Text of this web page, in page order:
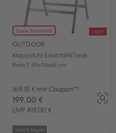
Code: Summer15 -15%**
OUTDOOR
Klappstuhl Edelstahl/Teak
BxHxT: 59x114x69 cm
169,15 € mit Coupon**
UVP 419,00 €
199,00 €
noch 3 Tag(e)